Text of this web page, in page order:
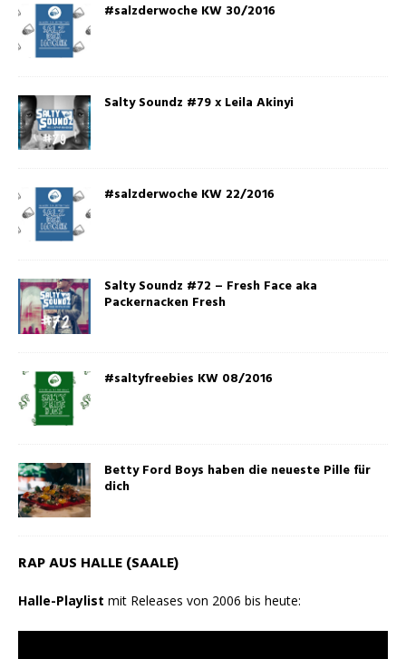
#salzderwoche KW 30/2016
Salty Soundz #79 x Leila Akinyi
#salzderwoche KW 22/2016
Salty Soundz #72 – Fresh Face aka
Packernacken Fresh
#saltyfreebies KW 08/2016
Betty Ford Boys haben die neueste Pille für
dich
RAP AUS HALLE (SAALE)
Halle-Playlist mit Releases von 2006 bis heute: